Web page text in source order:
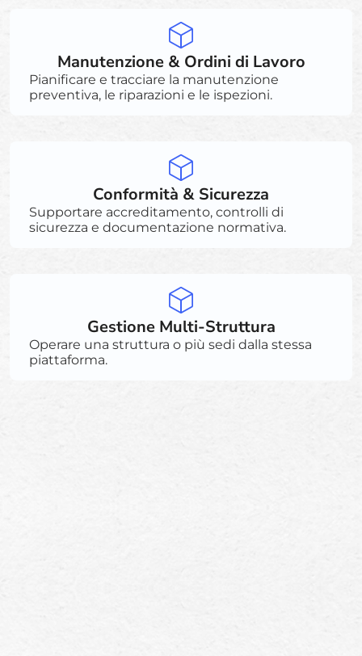
Manutenzione & Ordini di Lavoro
Pianificare e tracciare la manutenzione
preventiva, le riparazioni e le ispezioni.
Conformità & Sicurezza
Supportare accreditamento, controlli di
sicurezza e documentazione normativa.
Gestione Multi-Struttura
Operare una struttura o più sedi dalla stessa
piattaforma.